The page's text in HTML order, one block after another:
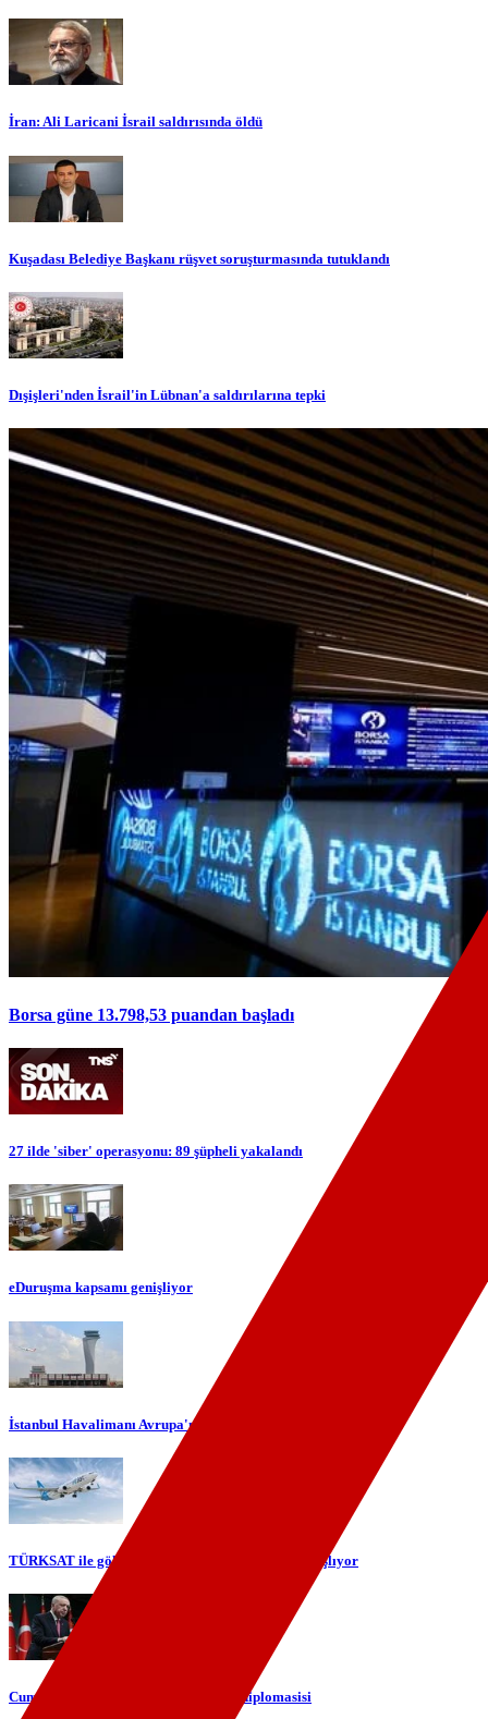
İran: Ali Laricani İsrail saldırısında öldü
Kuşadası Belediye Başkanı rüşvet soruşturmasında tutuklandı
Dışişleri'nden İsrail'in Lübnan'a saldırılarına tepki
Borsa güne 13.798,53 puandan başladı
27 ilde 'siber' operasyonu: 89 şüpheli yakalandı
eDuruşma kapsamı genişliyor
İstanbul Havalimanı Avrupa'nın en yoğun havalimanı oldu
TÜRKSAT ile gökyüzünde yerli internet dönemi başlıyor
Cumhurbaşkanı Erdoğan'dan telefon diplomasisi